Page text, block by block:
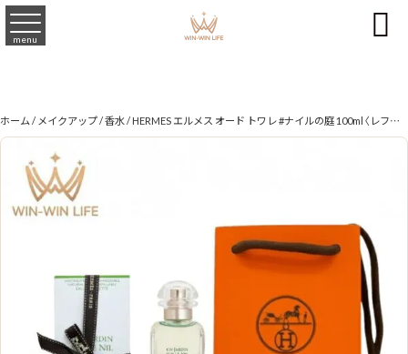
menu 
ホーム/メイクアップ/香水/ HERMES エルメス オード トワレ #ナイルの庭 100ml〈レフィラブルスプレー〉フランス製 ラッピングセット 紙袋・リボン付き プレゼント・ギフトにお勧め お祝い お礼 記念日 誕生日 シーズナルイベント 最適 香水 フレグランス EDT